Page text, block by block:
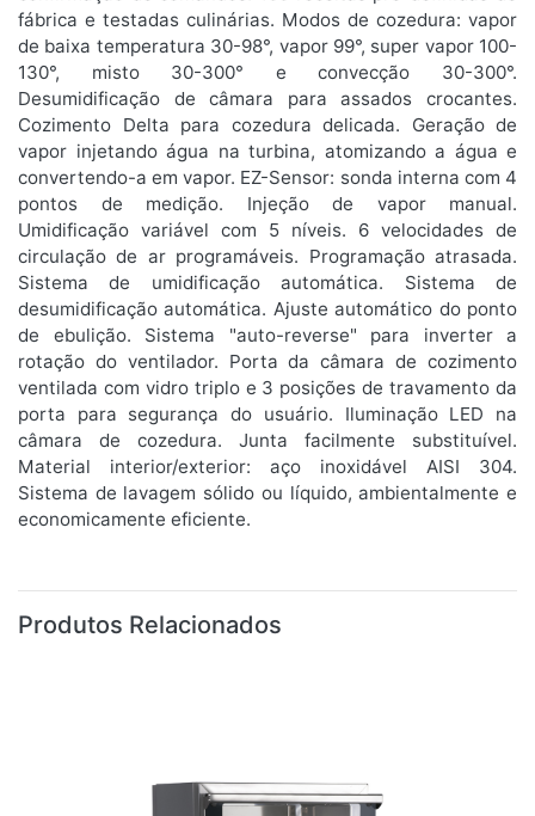
fábrica e testadas culinárias. Modos de cozedura: vapor
de baixa temperatura 30-98°, vapor 99°, super vapor 100-
130°, misto 30-300° e convecção 30-300°.
Desumidificação de câmara para assados crocantes.
Cozimento Delta para cozedura delicada. Geração de
vapor injetando água na turbina, atomizando a água e
convertendo-a em vapor. EZ-Sensor: sonda interna com 4
pontos de medição. Injeção de vapor manual.
Umidificação variável com 5 níveis. 6 velocidades de
circulação de ar programáveis. Programação atrasada.
Sistema de umidificação automática. Sistema de
desumidificação automática. Ajuste automático do ponto
de ebulição. Sistema "auto-reverse" para inverter a
rotação do ventilador. Porta da câmara de cozimento
ventilada com vidro triplo e 3 posições de travamento da
porta para segurança do usuário. Iluminação LED na
câmara de cozedura. Junta facilmente substituível.
Material interior/exterior: aço inoxidável AISI 304.
Sistema de lavagem sólido ou líquido, ambientalmente e
economicamente eficiente.
Produtos Relacionados